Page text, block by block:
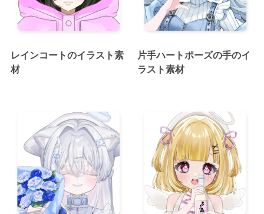
レインコートのイラスト素
材
片手ハートポーズの手のイ
ラスト素材